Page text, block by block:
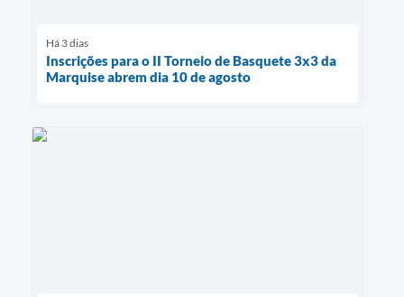
Há 3 dias
Inscrições para o II Torneio de Basquete 3x3 da
Marquise abrem dia 10 de agosto